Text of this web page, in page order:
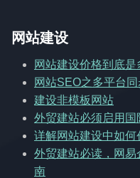
网站建设
网站建设价格到底是
网站SEO之多平台
建设非模板网站
外贸建站必须启用国
详解网站建设中如
外贸建站必读，网
南